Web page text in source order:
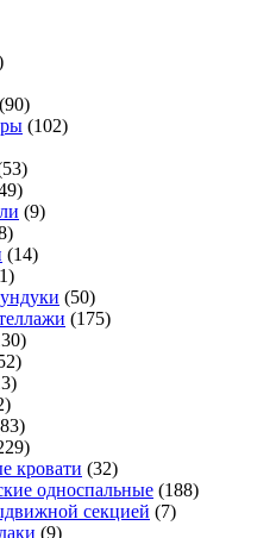
(90)
(102)
(9)
(14)
(50)
(175)
кровати (32)
односпальные (188)
секцией (7)
(9)